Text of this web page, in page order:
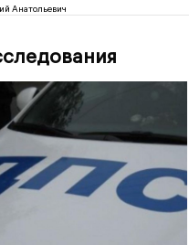
Анатольевич